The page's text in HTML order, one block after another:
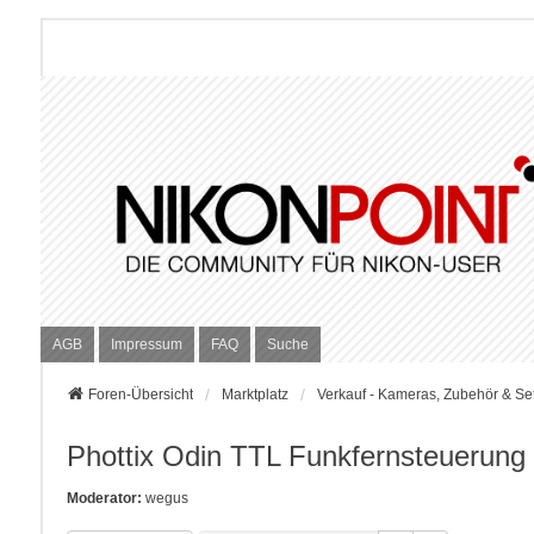
AGB Impressum FAQ Suche
Foren-Übersicht Marktplatz Verkauf - Kameras, Zubehör &
Phottix Odin TTL Funkfernsteuerung
Moderator: wegus